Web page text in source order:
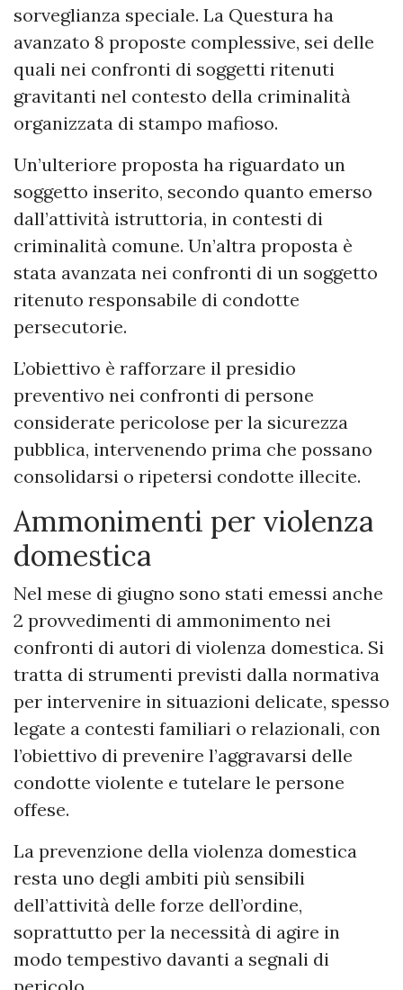
sorveglianza speciale. La Questura ha
avanzato 8 proposte complessive, sei delle
quali nei confronti di soggetti ritenuti
gravitanti nel contesto della criminalità
organizzata di stampo mafioso.
Un’ulteriore proposta ha riguardato un
soggetto inserito, secondo quanto emerso
dall’attività istruttoria, in contesti di
criminalità comune. Un’altra proposta è
stata avanzata nei confronti di un soggetto
ritenuto responsabile di condotte
persecutorie.
L’obiettivo è rafforzare il presidio
preventivo nei confronti di persone
considerate pericolose per la sicurezza
pubblica, intervenendo prima che possano
consolidarsi o ripetersi condotte illecite.
Ammonimenti per violenza
domestica
Nel mese di giugno sono stati emessi anche
2 provvedimenti di ammonimento nei
confronti di autori di violenza domestica. Si
tratta di strumenti previsti dalla normativa
per intervenire in situazioni delicate, spesso
legate a contesti familiari o relazionali, con
l’obiettivo di prevenire l’aggravarsi delle
condotte violente e tutelare le persone
offese.
La prevenzione della violenza domestica
resta uno degli ambiti più sensibili
dell’attività delle forze dell’ordine,
soprattutto per la necessità di agire in
modo tempestivo davanti a segnali di